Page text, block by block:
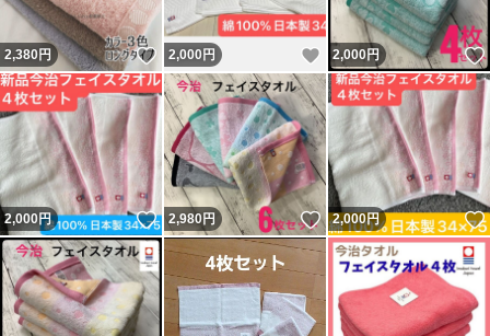
2,380円 いいね！
2,000 円 いいね！
2,000円
2,000円 いいね！
2,980円 いいね！
2,000円